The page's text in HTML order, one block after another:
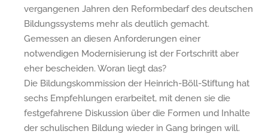
vergangenen Jahren den Reformbedarf des deutschen
Bildungssystems mehr als deutlich gemacht.
Gemessen an diesen Anforderungen einer
notwendigen Modernisierung ist der Fortschritt aber
eher bescheiden. Woran liegt das?
Die Bildungskommission der Heinrich-Böll-Stiftung hat
sechs Empfehlungen erarbeitet, mit denen sie die
festgefahrene Diskussion über die Formen und Inhalte
der schulischen Bildung wieder in Gang bringen will.